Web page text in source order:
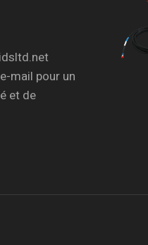
mail pour un
et de